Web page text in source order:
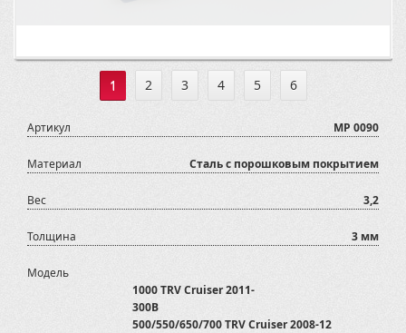
1 2 3 4 5 6
Артикул MP 0090
Материал Сталь с порошковым покрытием
Вес 3,2
Толщина 3 мм
Модель
1000 TRV Cruiser 2011-
300B
500/550/650/700 TRV Cruiser 2008-12